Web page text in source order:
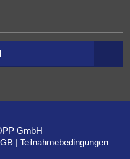
GmbH
Teilnahmebedingungen